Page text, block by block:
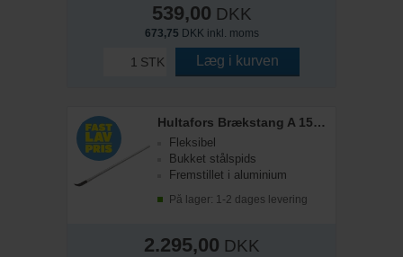
539,00 DKK
673,75 DKK inkl. moms
STK Læg i kurven
Hultafors Brækstang A 1500 SB
Fleksibel
Bukket stålspids
Fremstillet i aluminium
På lager: 1-2 dages levering
2.295,00 DKK